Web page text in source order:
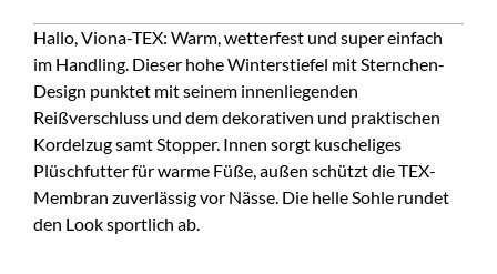
Hallo, Viona-TEX: Warm, wetterfest und super einfach
im Handling. Dieser hohe Winterstiefel mit Sternchen-
Design punktet mit seinem innenliegenden
Reißverschluss und dem dekorativen und praktischen
Kordelzug samt Stopper. Innen sorgt kuscheliges
Plüschfutter für warme Füße, außen schützt die TEX-
Membran zuverlässig vor Nässe. Die helle Sohle rundet
den Look sportlich ab.